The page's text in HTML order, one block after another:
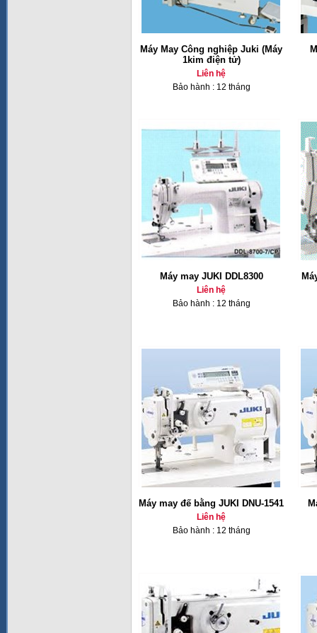
Máy May Công nghiệp Juki (Máy
1kim điện tử)
Liên hệ
Bảo hành : 12 tháng
Máy may JUKI DDL8300
Liên hệ
Bảo hành : 12 tháng
Máy may đế bằng JUKI DNU-1541
Liên hệ
Bảo hành : 12 tháng